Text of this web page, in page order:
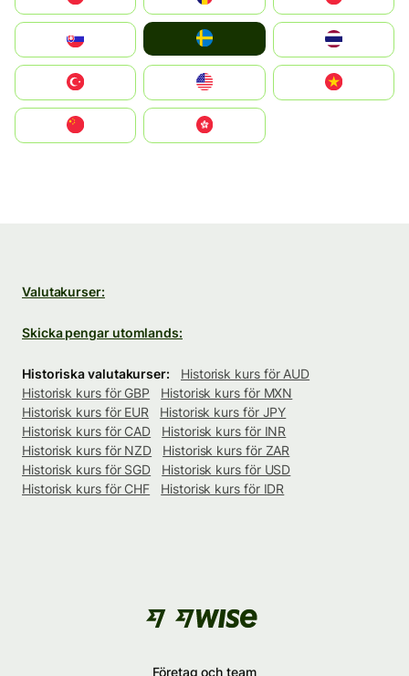
United States
中國香港特別行政區
Valutakurser:
Skicka pengar utomlands:
Historiska valutakurser:
Historisk kurs för AUD
Historisk kurs för GBP
Historisk kurs för MXN
Historisk kurs för EUR
Historisk kurs för JPY
Historisk kurs för CAD
Historisk kurs för INR
Historisk kurs för NZD
Historisk kurs för ZAR
Historisk kurs för SGD
Historisk kurs för USD
Historisk kurs för CHF
Historisk kurs för IDR
Företag och team